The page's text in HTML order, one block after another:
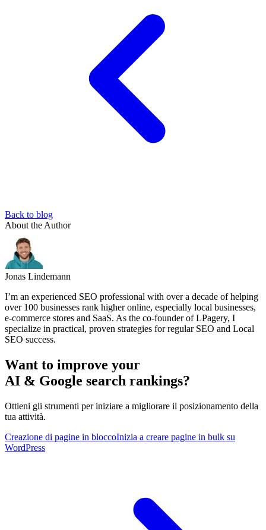
Back to blog
About the Author
Jonas Lindemann
I’m an experienced SEO professional with over a decade of helping
over 100 businesses rank higher online, especially local businesses,
e-commerce stores and SaaS. As the co-founder of LPagery, I
specialize in practical, proven strategies for regular SEO and Local
SEO success.
Want to improve your
AI & Google search rankings?
Ottieni gli strumenti per iniziare a migliorare il posizionamento della
tua attività.
Creazione di pagine in bloccoInizia a creare pagine in bulk su
WordPress